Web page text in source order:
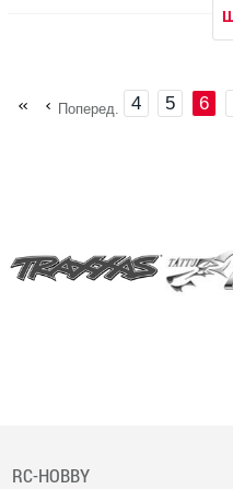
Поперед. 4 5 6
RC-HOBBY